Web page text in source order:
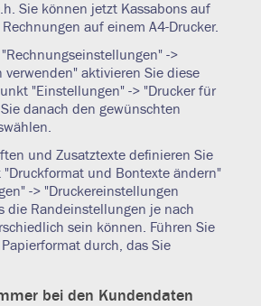
Sie können jetzt Kassabons auf
auf einem A4-Drucker.
->
aktivieren Sie diese
"Einstellungen" -> "Drucker für
danach den gewünschten
und Zusatztexte definieren Sie
und Bontexte ändern"
-> "Druckereinstellungen
die Randeinstellungen je nach
sein können. Führen Sie
durch, das Sie
bei den Kundendaten